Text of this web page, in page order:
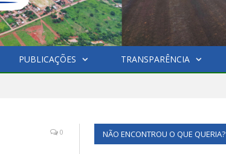
PUBLICAÇÕES TRANSPARÊNCIA
0 NÃO ENCONTROU O QUE QUERIA?